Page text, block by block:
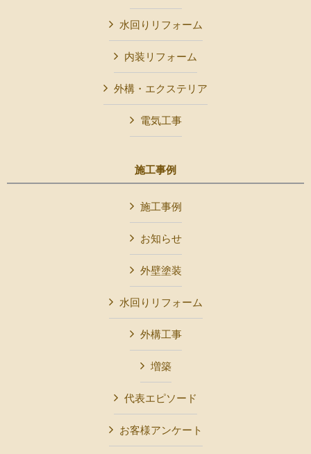
水回りリフォーム
内装リフォーム
外構・エクステリア
電気工事
施工事例
施工事例
お知らせ
外壁塗装
水回りリフォーム
外構工事
増築
代表エピソード
お客様アンケート